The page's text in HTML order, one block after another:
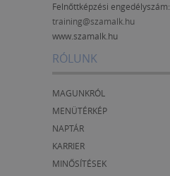
Felnőttképzési engedélyszám:
training@szamalk.hu
www.szamalk.hu
RÓLUNK
MAGUNKRÓL
MENÜTÉRKÉP
NAPTÁR
KARRIER
MINŐSÍTÉSEK